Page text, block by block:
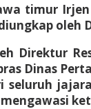
timur
Direktur
Dinas
seluruh